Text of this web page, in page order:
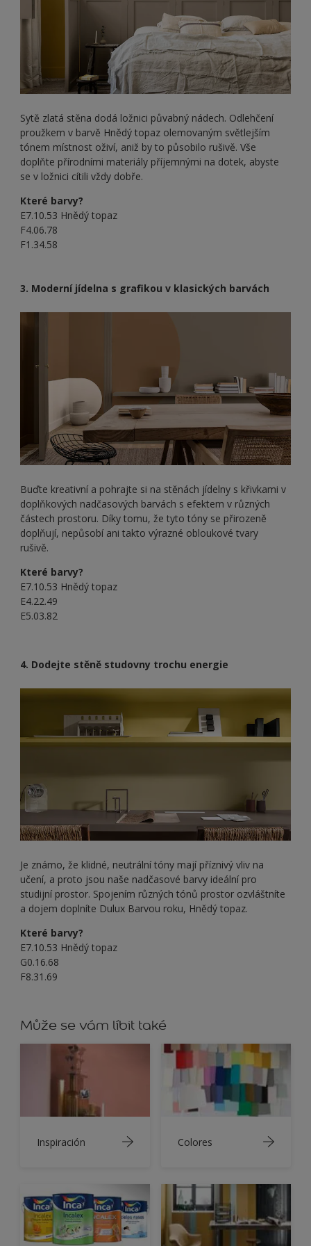
Sytě zlatá stěna dodá ložnici půvabný nádech. Odlehčení
proužkem v barvě Hnědý topaz olemovaným světlejším
tónem místnost oživí, aniž by to působilo rušivě. Vše
doplňte přírodními materiály příjemnými na dotek, abyste
se v ložnici cítili vždy dobře.
Které barvy?
E7.10.53 Hnědý topaz
F4.06.78
F1.34.58
3. Moderní jídelna s grafikou v klasických barvách
Buďte kreativní a pohrajte si na stěnách jídelny s křivkami v
doplňkových nadčasových barvách s efektem v různých
částech prostoru. Díky tomu, že tyto tóny se přirozeně
doplňují, nepůsobí ani takto výrazné obloukové tvary
rušivě.
Které barvy?
E7.10.53 Hnědý topaz
E4.22.49
E5.03.82
4. Dodejte stěně studovny trochu energie
Je známo, že klidné, neutrální tóny mají příznivý vliv na
učení, a proto jsou naše nadčasové barvy ideální pro
studijní prostor. Spojením různých tónů prostor ozvláštníte
a dojem doplníte Dulux Barvou roku, Hnědý topaz.
Které barvy?
E7.10.53 Hnědý topaz
G0.16.68
F8.31.69
Může se vám líbit také
Inspiración Colores